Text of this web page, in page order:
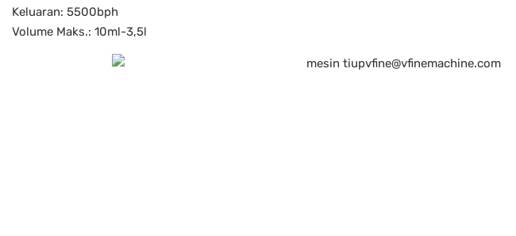
Keluaran: 5500bph
Volume Maks.: 10ml-3,5l